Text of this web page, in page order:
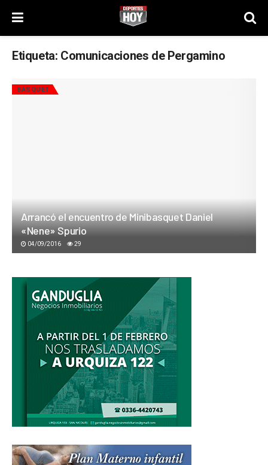
Etiqueta: Comunicaciones de Pergamino
BÁSQUET
Arrancó el encuentro de Minibasquet Daniel
«Nene» Spurio
04/09/2016 29